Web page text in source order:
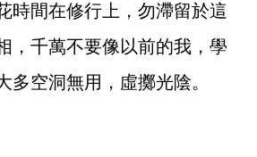
時間在修行上，勿滯留於這
，千萬不要像以前的我，學
多空洞無用，虛擲光陰。